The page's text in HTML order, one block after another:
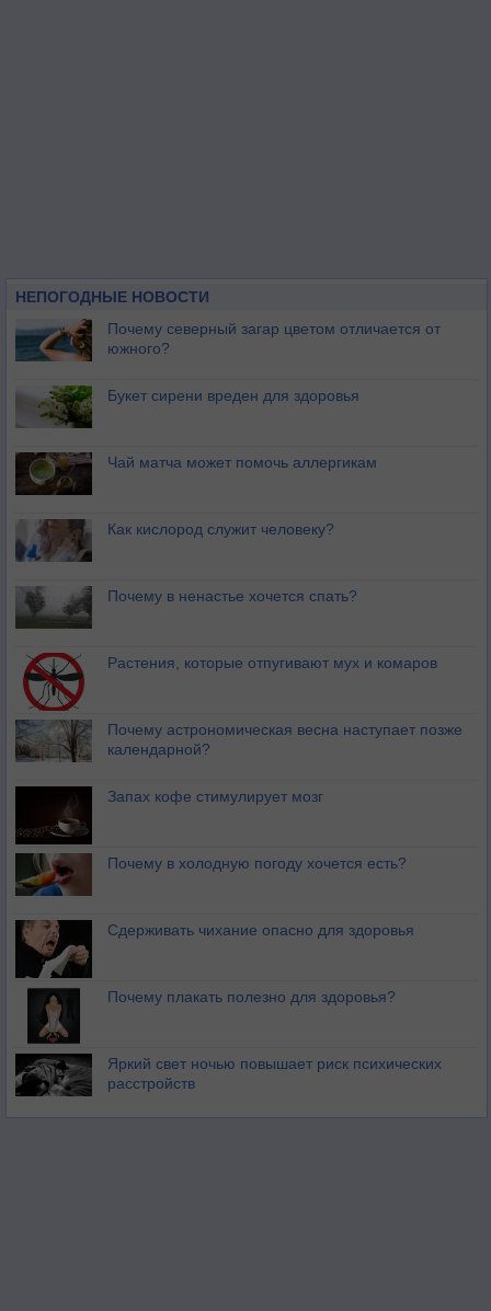
НЕПОГОДНЫЕ НОВОСТИ
Почему северный загар цветом отличается от
южного?
Букет сирени вреден для здоровья
Чай матча может помочь аллергикам
Как кислород служит человеку?
Почему в ненастье хочется спать?
Растения, которые отпугивают мух и комаров
Почему астрономическая весна наступает позже
календарной?
Запах кофе стимулирует мозг
Почему в холодную погоду хочется есть?
Сдерживать чихание опасно для здоровья
Почему плакать полезно для здоровья?
Яркий свет ночью повышает риск психических
расстройств